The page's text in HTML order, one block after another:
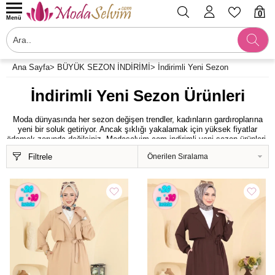
0
Menü
Ana Sayfa> BÜYÜK SEZON İNDİRİMİ > İndirimli Yeni Sezon
İndirimli Yeni Sezon Ürünleri
Moda dünyasında her sezon değişen trendler, kadınların gardıroplarına
yeni bir soluk getiriyor. Ancak şıklığı yakalamak için yüksek fiyatlar
ödemek zorunda değilsiniz. Modaselvim.com indirimli yeni sezon ürünleri,
Tesettür giyimden günlük kombinlere, özel davetlerden rahat ev giyimine
kadar pek çok seçeneğin yer aldığı bu kategori, stil sahibi kadınların en
çok tercih ettiği bölümlerden biridir.
İndirimli yeni sezon ürünleriyle her tarza
hitap eden seçenekler
Modaselvim, yıllardır tesettür giyim ve modern kadın modasında öncü
markalardan biri olmayı başarmıştır. İndirimli yeni sezon kategorisi, geniş
ürün yelpazesi ile dikkat çeker. Şık elbiseler, rahat tunikler, modern
pantolonlar, spor-şık eşofman takımları, dış giyim ürünleri ve aksesuarlar
Filtrele